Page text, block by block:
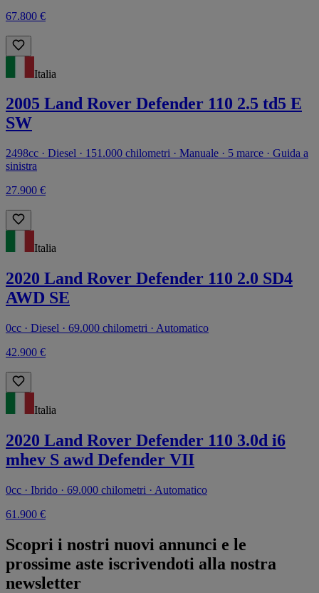
67.800 €
Italia
2005 Land Rover Defender 110 2.5 td5 E
SW
2498cc · Diesel · 151.000 chilometri · Manuale · 5 marce · Guida a
sinistra
27.900 €
Italia
2020 Land Rover Defender 110 2.0 SD4
AWD SE
0cc · Diesel · 69.000 chilometri · Automatico
42.900 €
Italia
2020 Land Rover Defender 110 3.0d i6
mhev S awd Defender VII
0cc · Ibrido · 69.000 chilometri · Automatico
61.900 €
Scopri i nostri nuovi annunci e le
prossime aste iscrivendoti alla nostra
newsletter